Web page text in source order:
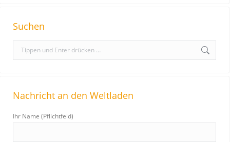
Suchen
e
c
:
Nachricht an den Weltladen
Ihr Name (Pflichtfeld)